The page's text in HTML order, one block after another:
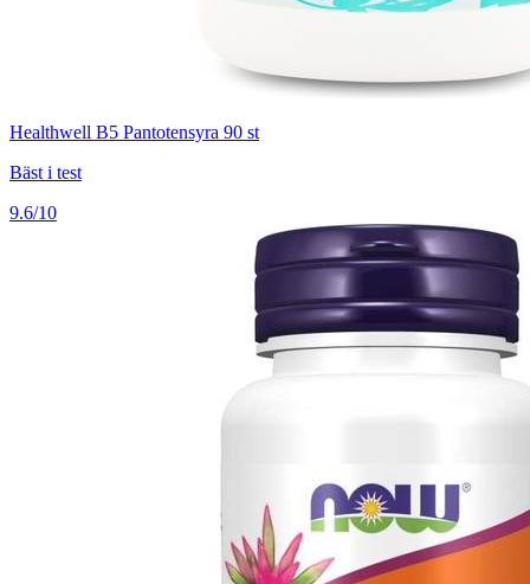
Healthwell B5 Pantotensyra 90 st
Bäst i test
9.6/10